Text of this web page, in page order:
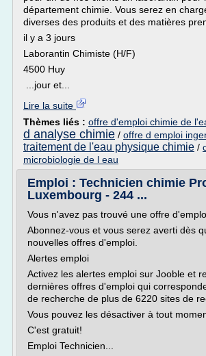
département chimie. Vous serez en
diverses des produits et des matières
il y a 3 jours
Laborantin Chimiste (H/F)
4500 Huy
...jour et...
Lire la suite
Thèmes liés : offre d'emploi chimie de
d analyse chimie / offre d emploi
traitement de l'eau physique chimie /
microbiologie de l eau
Emploi : Technicien chimie
Luxembourg - 244 ...
Vous n'avez pas trouvé une offre
Abonnez-vous et vous serez averti dès
nouvelles offres d'emploi.
Alertes emploi
Activez les alertes emploi sur Jooble et
dernières offres d'emploi qui
de recherche de plus de 6220 sites de
Vous pouvez les désactiver à tout
C'est gratuit!
Emploi Technicien...